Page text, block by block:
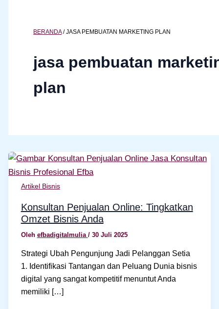
BERANDA/JASA PEMBUATAN MARKETING PLAN
jasa pembuatan
plan
Artikel Bisnis
Konsultan Penjualan Online: Tingkatkan
Omzet Bisnis Anda
Oleh efbadigitalmulia / 30 Juli 2025
Strategi Ubah Pengunjung Jadi Pelanggan Setia
1. Identifikasi Tantangan dan Peluang Dunia bisnis
digital yang sangat kompetitif menuntut Anda
memiliki […]